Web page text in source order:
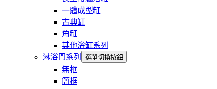
一體成型缸
古典缸
角缸
其他浴缸系列
淋浴門系列
選單切換按鈕
無框
簡框